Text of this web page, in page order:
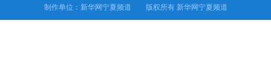
制作单位：新华网宁夏频道 版权所有 新华网宁夏频道